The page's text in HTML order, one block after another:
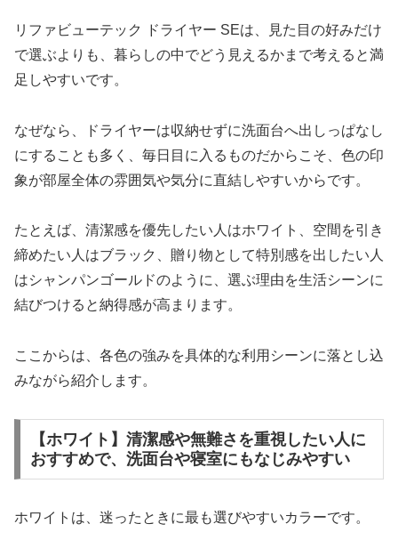
リファビューテック ドライヤー SEは、見た目の好みだけ
で選ぶよりも、暮らしの中でどう見えるかまで考えると満
足しやすいです。
なぜなら、ドライヤーは収納せずに洗面台へ出しっぱなし
にすることも多く、毎日目に入るものだからこそ、色の印
象が部屋全体の雰囲気や気分に直結しやすいからです。
たとえば、清潔感を優先したい人はホワイト、空間を引き
締めたい人はブラック、贈り物として特別感を出したい人
はシャンパンゴールドのように、選ぶ理由を生活シーンに
結びつけると納得感が高まります。
ここからは、各色の強みを具体的な利用シーンに落とし込
みながら紹介します。
【ホワイト】清潔感や無難さを重視したい人に
おすすめで、洗面台や寝室にもなじみやすい
ホワイトは、迷ったときに最も選びやすいカラーです。